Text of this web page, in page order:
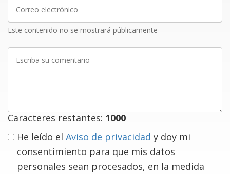
electrónico
Este contenido no se mostrará públicamente
Caracteres restantes: 1000
He leído el Aviso de privacidad y doy mi
consentimiento para que mis datos
personales sean procesados, en la medida